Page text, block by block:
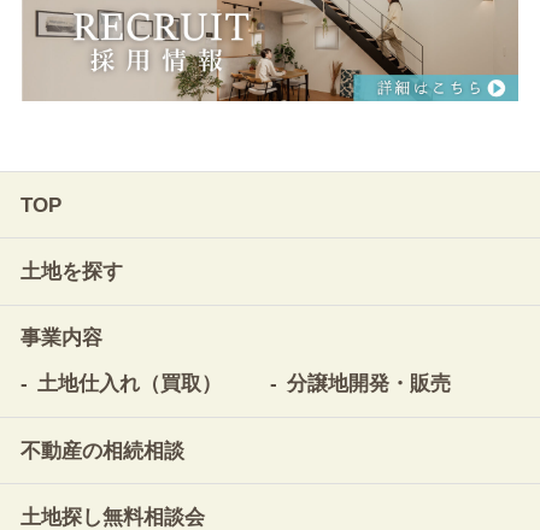
TOP
土地を探す
事業内容
土地仕入れ（買取）
分譲地開発・販売
不動産の相続相談
土地探し無料相談会